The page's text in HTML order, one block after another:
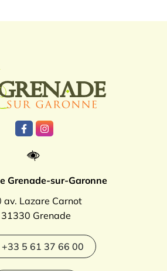
Lien vers le compte Facebook
Lien vers le compte
Grenade-sur-Garonne
av. Lazare Carnot
31330 Grenade
+33 5 61 37 66 00